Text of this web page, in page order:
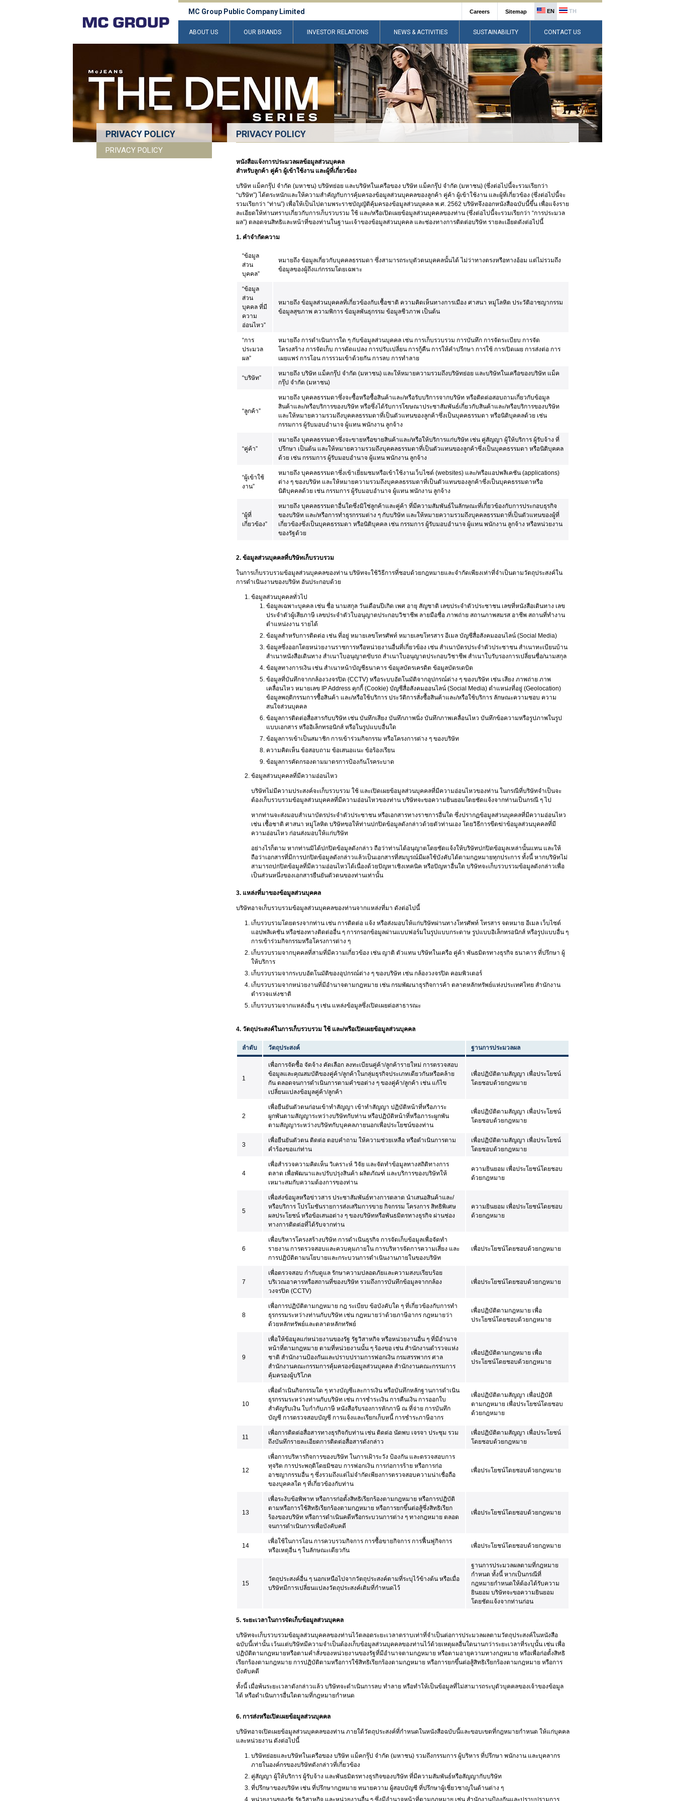
MC Group Public Company Limited EN TH
Careers Sitemap
ABOUT US OUR BRANDS INVESTOR RELATIONS NEWS & ACTIVITIES SUSTAINABILITY CONTACT US
PRIVACY POLICY
PRIVACY POLICY
PRIVACY POLICY
หนังสือแจ้งการประมวลผลข้อมูลส่วนบุคคล
สำหรับลูกค้า คู่ค้า ผู้เข้าใช้งาน และผู้ที่เกี่ยวข้อง
บริษัท แม็คกรุ๊ป จำกัด (มหาชน) บริษัทย่อย และบริษัทในเครือของ บริษัท แม็คกรุ๊ป จำกัด (มหาชน) (ซึ่งต่อไปนี้จะรวมเรียกว่า
“บริษัท”) ได้ตระหนักและให้ความสำคัญกับการคุ้มครองข้อมูลส่วนบุคคลของลูกค้า คู่ค้า ผู้เข้าใช้งาน และผู้ที่เกี่ยวข้อง (ซึ่งต่อไปนี้จะ
รวมเรียกว่า “ท่าน”) เพื่อให้เป็นไปตามพระราชบัญญัติคุ้มครองข้อมูลส่วนบุคคล พ.ศ. 2562 บริษัทจึงออกหนังสือฉบับนี้ขึ้น เพื่อแจ้งราย
ละเอียดให้ท่านทราบเกี่ยวกับการเก็บรวบรวม ใช้ และ/หรือเปิดเผยข้อมูลส่วนบุคคลของท่าน (ซึ่งต่อไปนี้จะรวมเรียกว่า “การประมวล
ผล”) ตลอดจนสิทธิและหน้าที่ของท่านในฐานะเจ้าของข้อมูลส่วนบุคคล และช่องทางการติดต่อบริษัท รายละเอียดดังต่อไปนี้
1. คำจำกัดความ
“ข้อมูล
ส่วน
บุคคล”
หมายถึง ข้อมูลเกี่ยวกับบุคคลธรรมดา ซึ่งสามารถระบุตัวตนบุคคลนั้นได้ ไม่ว่าทางตรงหรือทางอ้อม แต่ไม่รวมถึง
ข้อมูลของผู้ถึงแก่กรรมโดยเฉพาะ
“ข้อมูล
ส่วน
บุคคล ที่มี
ความ
อ่อนไหว”
หมายถึง ข้อมูลส่วนบุคคลที่เกี่ยวข้องกับเชื้อชาติ ความคิดเห็นทางการเมือง ศาสนา หมู่โลหิต ประวัติอาชญากรรม
ข้อมูลสุขภาพ ความพิการ ข้อมูลพันธุกรรม ข้อมูลชีวภาพ เป็นต้น
“การ
ประมวล
ผล”
หมายถึง การดำเนินการใด ๆ กับข้อมูลส่วนบุคคล เช่น การเก็บรวบรวม การบันทึก การจัดระเบียบ การจัด
โครงสร้าง การจัดเก็บ การดัดแปลง การปรับเปลี่ยน การกู้คืน การให้คำปรึกษา การใช้ การเปิดเผย การส่งต่อ การ
เผยแพร่ การโอน การรวมเข้าด้วยกัน การลบ การทำลาย
“บริษัท”
หมายถึง บริษัท แม็คกรุ๊ป จำกัด (มหาชน) และให้หมายความรวมถึงบริษัทย่อย และบริษัทในเครือของบริษัท แม็ค
กรุ๊ป จำกัด (มหาชน)
“ลูกค้า”
หมายถึง บุคคลธรรมดาซึ่งจะซื้อหรือซื้อสินค้าและ/หรือรับบริการจากบริษัท หรือติดต่อสอบถามเกี่ยวกับข้อมูล
สินค้าและ/หรือบริการของบริษัท หรือซึ่งได้รับการโฆษณาประชาสัมพันธ์เกี่ยวกับสินค้าและ/หรือบริการของบริษัท
และให้หมายความรวมถึงบุคคลธรรมดาที่เป็นตัวแทนของลูกค้าซึ่งเป็นบุคคธรรมดา หรือนิติบุคคลด้วย เช่น
กรรมการ ผู้รับมอบอำนาจ ผู้แทน พนักงาน ลูกจ้าง
“คู่ค้า”
หมายถึง บุคคลธรรมดาซึ่งจะขายหรือขายสินค้าและ/หรือให้บริการแก่บริษัท เช่น คู่สัญญา ผู้ให้บริการ ผู้รับจ้าง ที่
ปรึกษา เป็นต้น และให้หมายความรวมถึงบุคคลธรรมดาที่เป็นตัวแทนของลูกค้าซึ่งเป็นบุคคธรรมดา หรือนิติบุคคล
ด้วย เช่น กรรมการ ผู้รับมอบอำนาจ ผู้แทน พนักงาน ลูกจ้าง
“ผู้เข้าใช้
งาน”
หมายถึง บุคคลธรรมดาซึ่งเข้าเยี่ยมชมหรือเข้าใช้งานเว็บไซต์ (websites) และ/หรือแอปพลิเคชัน (applications)
ต่าง ๆ ของบริษัท และให้หมายความรวมถึงบุคคลธรรมดาที่เป็นตัวแทนของลูกค้าซึ่งเป็นบุคคธรรมดาหรือ
นิติบุคคลด้วย เช่น กรรมการ ผู้รับมอบอำนาจ ผู้แทน พนักงาน ลูกจ้าง
“ผู้ที่
เกี่ยวข้อง”
หมายถึง บุคคลธรรมดาอื่นใดซึ่งมิใช่ลูกค้าและคู่ค้า ที่มีความสัมพันธ์ในลักษณะที่เกี่ยวข้องกับการประกอบธุรกิจ
ของบริษัท และ/หรือการทำธุรกรรมต่าง ๆ กับบริษัท และให้หมายความรวมถึงบุคคลธรรมดาที่เป็นตัวแทนของผู้ที่
เกี่ยวข้องซึ่งเป็นบุคคธรรมดา หรือนิติบุคคล เช่น กรรมการ ผู้รับมอบอำนาจ ผู้แทน พนักงาน ลูกจ้าง หรือหน่วยงาน
ของรัฐด้วย
2. ข้อมูลส่วนบุคคลที่บริษัทเก็บรวบรวม
ในการเก็บรวบรวมข้อมูลส่วนบุคคลของท่าน บริษัทจะใช้วิธีการที่ชอบด้วยกฎหมายและจำกัดเพียงเท่าที่จำเป็นตามวัตถุประสงค์ใน
การดำเนินงานของบริษัท อันประกอบด้วย
ข้อมูลส่วนบุคคลทั่วไป
ข้อมูลเฉพาะบุคคล เช่น ชื่อ นามสกุล วันเดือนปีเกิด เพศ อายุ สัญชาติ เลขประจำตัวประชาชน เลขที่หนังสือเดินทาง เลข
ประจำตัวผู้เสียภาษี เลขประจำตัวใบอนุญาตประกอบวิชาชีพ ลายมือชื่อ ภาพถ่าย สถานภาพสมรส อาชีพ สถานที่ทำงาน
ตำแหน่งงาน รายได้
ข้อมูลสำหรับการติดต่อ เช่น ที่อยู่ หมายเลขโทรศัพท์ หมายเลขโทรสาร อีเมล บัญชีสื่อสังคมออนไลน์ (Social Media)
ข้อมูลซึ่งออกโดยหน่วยงานราชการหรือหน่วยงานอื่นที่เกี่ยวข้อง เช่น สำเนาบัตรประจำตัวประชาชน สำเนาทะเบียนบ้าน
สำเนาหนังสือเดินทาง สำเนาใบอนุญาตขับรถ สำเนาใบอนุญาตประกอบวิชาชีพ สำเนาใบรับรองการเปลี่ยนชื่อ/นามสกุล
ข้อมูลทางการเงิน เช่น สำเนาหน้าบัญชีธนาคาร ข้อมูลบัตรเครดิต ข้อมูลบัตรเดบิต
ข้อมูลที่บันทึกจากกล้องวงจรปิด (CCTV) หรือระบบอัตโนมัติจากอุปกรณ์ต่าง ๆ ของบริษัท เช่น เสียง ภาพถ่าย ภาพ
เคลื่อนไหว หมายเลข IP Address คุกกี้ (Cookie) บัญชีสื่อสังคมออนไลน์ (Social Media) ตำแหน่งที่อยู่ (Geolocation)
ข้อมูลพฤติกรรมการซื้อสินค้า และ/หรือใช้บริการ ประวัติการสั่งซื้อสินค้าและ/หรือใช้บริการ ลักษณะความชอบ ความ
สนใจส่วนบุคคล
ข้อมูลการติดต่อสื่อสารกับบริษัท เช่น บันทึกเสียง บันทึกภาพนิ่ง บันทึกภาพเคลื่อนไหว บันทึกข้อความหรือรูปภาพในรูป
แบบเอกสาร หรืออิเล็กทรอนิกส์ หรือในรูปแบบอื่นใด
ข้อมูลการเข้าเป็นสมาชิก การเข้าร่วมกิจกรรม หรือโครงการต่าง ๆ ของบริษัท
ความคิดเห็น ข้อสอบถาม ข้อเสนอแนะ ข้อร้องเรียน
ข้อมูลการคัดกรองตามมาตรการป้องกันโรคระบาด
ข้อมูลส่วนบุคคลที่มีความอ่อนไหว
บริษัทไม่มีความประสงค์จะเก็บรวบรวม ใช้ และเปิดเผยข้อมูลส่วนบุคคลที่มีความอ่อนไหวของท่าน ในกรณีที่บริษัทจำเป็นจะ
ต้องเก็บรวบรวมข้อมูลส่วนบุคคลที่มีความอ่อนไหวของท่าน บริษัทจะขอความยินยอมโดยชัดแจ้งจากท่านเป็นกรณี ๆ ไป
หากท่านจะส่งมอบสำเนาบัตรประจำตัวประชาชน หรือเอกสารทางราชการอื่นใด ซึ่งปรากฏข้อมูลส่วนบุคคลที่มีความอ่อนไหว
เช่น เชื้อชาติ ศาสนา หมู่โลหิต บริษัทขอให้ท่านปกปิดข้อมูลดังกล่าวด้วยตัวท่านเอง โดยวิธีการขีดฆ่าข้อมูลส่วนบุคคลที่มี
ความอ่อนไหว ก่อนส่งมอบให้แก่บริษัท
อย่างไรก็ตาม หากท่านมิได้ปกปิดข้อมูลดังกล่าว ถือว่าท่านได้อนุญาตโดยชัดแจ้งให้บริษัทปกปิดข้อมูลเหล่านั้นแทน และให้
ถือว่าเอกสารที่มีการปกปิดข้อมูลดังกล่าวแล้วเป็นเอกสารที่สมบูรณ์มีผลใช้บังคับได้ตามกฎหมายทุกประการ ทั้งนี้ หากบริษัทไม่
สามารถปกปิดข้อมูลที่มีความอ่อนไหวได้เนื่องด้วยปัญหาเชิงเทคนิค หรือปัญหาอื่นใด บริษัทจะเก็บรวบรวมข้อมูลดังกล่าวเพื่อ
เป็นส่วนหนึ่งของเอกสารยืนยันตัวตนของท่านเท่านั้น
3. แหล่งที่มาของข้อมูลส่วนบุคคล
บริษัทอาจเก็บรวบรวมข้อมูลส่วนบุคคลของท่านจากแหล่งที่มา ดังต่อไปนี้
เก็บรวบรวมโดยตรงจากท่าน เช่น การติดต่อ แจ้ง หรือส่งมอบให้แก่บริษัทผ่านทางโทรศัพท์ โทรสาร จดหมาย อีเมล เว็บไซต์
แอปพลิเคชัน หรือช่องทางติดต่ออื่น ๆ การกรอกข้อมูลผ่านแบบฟอร์มในรูปแบบกระดาษ รูปแบบอิเล็กทรอนิกส์ หรือรูปแบบอื่น ๆ
การเข้าร่วมกิจกรรมหรือโครงการต่าง ๆ
เก็บรวบรวมจากบุคคลที่สามที่มีความเกี่ยวข้อง เช่น ญาติ ตัวแทน บริษัทในเครือ คู่ค้า พันธมิตรทางธุรกิจ ธนาคาร ที่ปรึกษา ผู้
ให้บริการ
เก็บรวบรวมจากระบบอัตโนมัติของอุปกรณ์ต่าง ๆ ของบริษัท เช่น กล้องวงจรปิด คอมพิวเตอร์
เก็บรวบรวมจากหน่วยงานที่มีอำนาจตามกฎหมาย เช่น กรมพัฒนาธุรกิจการค้า ตลาดหลักทรัพย์แห่งประเทศไทย สำนักงาน
ตำรวจแห่งชาติ
เก็บรวบรวมจากแหล่งอื่น ๆ เช่น แหล่งข้อมูลซึ่งเปิดเผยต่อสาธารณะ
4. วัตถุประสงค์ในการเก็บรวบรวม ใช้ และ/หรือเปิดเผยข้อมูลส่วนบุคคล
ลำดับ วัตถุประสงค์ ฐานการประมวลผล
1
เพื่อการจัดซื้อ จัดจ้าง คัดเลือก ลงทะเบียนคู่ค้า/ลูกค้ารายใหม่ การตรวจสอบ
ข้อมูลและคุณสมบัติของคู่ค้า/ลูกค้าในกลุ่มธุรกิจประเภทเดียวกันหรือคล้าย
กัน ตลอดจนการดำเนินการตามคำขอต่าง ๆ ของคู่ค้า/ลูกค้า เช่น แก้ไข
เปลี่ยนแปลงข้อมูลคู่ค้า/ลูกค้า
เพื่อปฏิบัติตามสัญญา เพื่อประโยชน์
โดยชอบด้วยกฎหมาย
2
เพื่อยืนยันตัวตนก่อนเข้าทำสัญญา เข้าทำสัญญา ปฏิบัติหน้าที่หรือภาระ
ผูกพันตามสัญญาระหว่างบริษัทกับท่าน หรือปฏิบัติหน้าที่หรือภาระผูกพัน
ตามสัญญาระหว่างบริษัทกับบุคคลภายนอกเพื่อประโยชน์ของท่าน
เพื่อปฏิบัติตามสัญญา เพื่อประโยชน์
โดยชอบด้วยกฎหมาย
3
เพื่อยืนยันตัวตน ติดต่อ ตอบคำถาม ให้ความช่วยเหลือ หรือดำเนินการตาม
คำร้องขอแก่ท่าน
เพื่อปฏิบัติตามสัญญา เพื่อประโยชน์
โดยชอบด้วยกฎหมาย
4
เพื่อสำรวจความคิดเห็น วิเคราะห์ วิจัย และจัดทำข้อมูลทางสถิติทางการ
ตลาด เพื่อพัฒนาและปรับปรุงสินค้า ผลิตภัณฑ์ และบริการของบริษัทให้
เหมาะสมกับความต้องการของท่าน
ความยินยอม เพื่อประโยชน์โดยชอบ
ด้วยกฎหมาย
5
เพื่อส่งข้อมูลหรือข่าวสาร ประชาสัมพันธ์ทางการตลาด นำเสนอสินค้าและ/
หรือบริการ โปรโมชันรายการส่งเสริมการขาย กิจกรรม โครงการ สิทธิพิเศษ
ผลประโยชน์ หรือข้อเสนอต่าง ๆ ของบริษัทหรือพันธมิตรทางธุรกิจ ผ่านช่อง
ทางการติดต่อที่ได้รับจากท่าน
ความยินยอม เพื่อประโยชน์โดยชอบ
ด้วยกฎหมาย
6
เพื่อบริหารโครงสร้างบริษัท การดำเนินธุรกิจ การจัดเก็บข้อมูลเพื่อจัดทำ
รายงาน การตรวจสอบและควบคุมภายใน การบริหารจัดการความเสี่ยง และ
การปฏิบัติตามนโยบายและกระบวนการดำเนินงานภายในของบริษัท
เพื่อประโยชน์โดยชอบด้วยกฎหมาย
7
เพื่อตรวจสอบ กำกับดูแล รักษาความปลอดภัยและความสงบเรียบร้อย
บริเวณอาคารหรือสถานที่ของบริษัท รวมถึงการบันทึกข้อมูลจากกล้อง
วงจรปิด (CCTV)
เพื่อประโยชน์โดยชอบด้วยกฎหมาย
8
เพื่อการปฏิบัติตามกฎหมาย กฎ ระเบียบ ข้อบังคับใด ๆ ที่เกี่ยวข้องกับการทำ
ธุรกรรมระหว่างท่านกับบริษัท เช่น กฎหมายว่าด้วยภาษีอากร กฎหมายว่า
ด้วยหลักทรัพย์และตลาดหลักทรัพย์
เพื่อปฏิบัติตามกฎหมาย เพื่อ
ประโยชน์โดยชอบด้วยกฎหมาย
9
เพื่อให้ข้อมูลแก่หน่วยงานของรัฐ รัฐวิสาหกิจ หรือหน่วยงานอื่น ๆ ที่มีอำนาจ
หน้าที่ตามกฎหมาย ตามที่หน่วยงานนั้น ๆ ร้องขอ เช่น สำนักงานตำรวจแห่ง
ชาติ สำนักงานป้องกันและปราบปรามการฟอกเงิน กรมสรรพากร ศาล
สำนักงานคณะกรรมการคุ้มครองข้อมูลส่วนบุคคล สำนักงานคณะกรรมการ
คุ้มครองผู้บริโภค
เพื่อปฏิบัติตามกฎหมาย เพื่อ
ประโยชน์โดยชอบด้วยกฎหมาย
10
เพื่อดำเนินกิจกรรมใด ๆ ทางบัญชีและการเงิน หรือบันทึกหลักฐานการดำเนิน
ธุรกรรมระหว่างท่านกับบริษัท เช่น การชำระเงิน การคืนเงิน การออกใบ
สำคัญรับเงิน ใบกำกับภาษี หนังสือรับรองการหักภาษี ณ ที่จ่าย การบันทึก
บัญชี การตรวจสอบบัญชี การแจ้งและเรียกเก็บหนี้ การชำระภาษีอากร
เพื่อปฏิบัติตามสัญญา เพื่อปฏิบัติ
ตามกฎหมาย เพื่อประโยชน์โดยชอบ
ด้วยกฎหมาย
11
เพื่อการติดต่อสื่อสารทางธุรกิจกับท่าน เช่น ติดต่อ นัดพบ เจรจา ประชุม รวม
ถึงบันทึกรายละเอียดการติดต่อสื่อสารดังกล่าว
เพื่อปฏิบัติตามสัญญา เพื่อประโยชน์
โดยชอบด้วยกฎหมาย
12
เพื่อการบริหารกิจการของบริษัท ในการเฝ้าระวัง ป้องกัน และตรวจสอบการ
ทุจริต การประพฤติโดยมิชอบ การฟอกเงิน การก่อการร้าย หรือการก่อ
อาชญากรรมอื่น ๆ ซึ่งรวมถึงแต่ไม่จำกัดเพียงการตรวจสอบความน่าเชื่อถือ
ของบุคคลใด ๆ ที่เกี่ยวข้องกับท่าน
เพื่อประโยชน์โดยชอบด้วยกฎหมาย
13
เพื่อระงับข้อพิพาท หรือการก่อตั้งสิทธิเรียกร้องตามกฎหมาย หรือการปฏิบัติ
ตามหรือการใช้สิทธิเรียกร้องตามกฎหมาย หรือการยกขึ้นต่อสู้ซึ่งสิทธิเรียก
ร้องของบริษัท หรือการดำเนินคดีหรือกระบวนการต่าง ๆ ทางกฎหมาย ตลอด
จนการดำเนินการเพื่อบังคับคดี
เพื่อประโยชน์โดยชอบด้วยกฎหมาย
14
เพื่อใช้ในการโอน การควบรวมกิจการ การซื้อขายกิจการ การฟื้นฟูกิจการ
หรือเหตุอื่น ๆ ในลักษณะเดียวกัน
เพื่อประโยชน์โดยชอบด้วยกฎหมาย
15
วัตถุประสงค์อื่น ๆ นอกเหนือไปจากวัตถุประสงค์ตามที่ระบุไว้ข้างต้น หรือเมื่อ
บริษัทมีการเปลี่ยนแปลงวัตถุประสงค์เดิมที่กำหนดไว้
ฐานการประมวลผลตามที่กฎหมาย
กำหนด ทั้งนี้ หากเป็นกรณีที่
กฎหมายกำหนดให้ต้องได้รับความ
ยินยอม บริษัทจะขอความยินยอม
โดยชัดแจ้งจากท่านก่อน
5. ระยะเวลาในการจัดเก็บข้อมูลส่วนบุคคล
บริษัทจะเก็บรวบรวมข้อมูลส่วนบุคคลของท่านไว้ตลอดระยะเวลาตราบเท่าที่จำเป็นต่อการประมวลผลตามวัตถุประสงค์ในหนังสือ
ฉบับนี้เท่านั้น เว้นแต่บริษัทมีความจำเป็นต้องเก็บข้อมูลส่วนบุคคลของท่านไว้ด้วยเหตุผลอื่นใดนานกว่าระยะเวลาที่ระบุนั้น เช่น เพื่อ
ปฏิบัติตามกฎหมายหรือตามคำสั่งของหน่วยงานของรัฐที่มีอำนาจตามกฎหมาย หรือตามอายุความทางกฎหมาย หรือเพื่อก่อตั้งสิทธิ
เรียกร้องตามกฎหมาย การปฏิบัติตามหรือการใช้สิทธิเรียกร้องตามกฎหมาย หรือการยกขึ้นต่อสู้สิทธิเรียกร้องตามกฎหมาย หรือการ
บังคับคดี
ทั้งนี้ เมื่อพ้นระยะเวลาดังกล่าวแล้ว บริษัทจะดำเนินการลบ ทำลาย หรือทำให้เป็นข้อมูลที่ไม่สามารถระบุตัวบุคคลของเจ้าของข้อมูล
ได้ หรือดำเนินการอื่นใดตามที่กฎหมายกำหนด
6. การส่งหรือเปิดเผยข้อมูลส่วนบุคคล
บริษัทอาจเปิดเผยข้อมูลส่วนบุคคลของท่าน ภายใต้วัตถุประสงค์ที่กำหนดในหนังสือฉบับนี้และขอบเขตที่กฎหมายกำหนด ให้แก่บุคคล
และหน่วยงาน ดังต่อไปนี้
บริษัทย่อยและบริษัทในเครือของ บริษัท แม็คกรุ๊ป จำกัด (มหาชน) รวมถึงกรรมการ ผู้บริหาร ที่ปรึกษา พนักงาน และบุคลากร
ภายในองค์กรของบริษัทดังกล่าวที่เกี่ยวข้อง
คู่สัญญา ผู้ให้บริการ ผู้รับจ้าง และพันธมิตรทางธุรกิจของบริษัท ที่มีความสัมพันธ์หรือสัญญากับบริษัท
ที่ปรึกษาของบริษัท เช่น ที่ปรึกษากฎหมาย ทนายความ ผู้สอบบัญชี ที่ปรึกษาผู้เชี่ยวชาญในด้านต่าง ๆ
หน่วยงานของรัฐ รัฐวิสาหกิจ และหน่วยงานอื่น ๆ ซึ่งมีอำนาจหน้าที่ตามกฎหมาย เช่น สำนักงานป้องกันและปราบปรามการ